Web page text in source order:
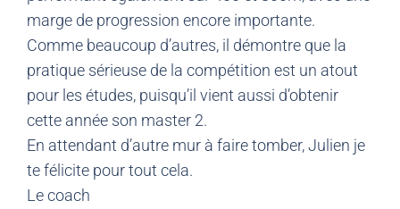
marge de progression encore importante.
Comme beaucoup d’autres, il démontre que la
pratique sérieuse de la compétition est un atout
pour les études, puisqu’il vient aussi d’obtenir
cette année son master 2.
En attendant d’autre mur à faire tomber, Julien je
te félicite pour tout cela.
Le coach